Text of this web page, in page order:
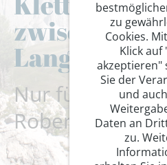
zwischen
Langkofel
Nur für
Robert
zu
Cookies.
Klick auf
akzeptieren"
Sie der
und
Daten an
zu.